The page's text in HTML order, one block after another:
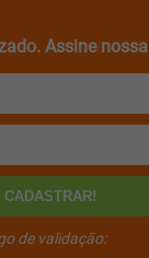
Assine
de validação: